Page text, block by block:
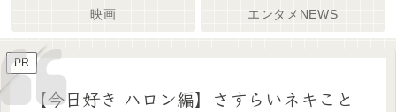
映画 エンタメNEWS
PR
【今日好き ハロン編】さすらいネキこと